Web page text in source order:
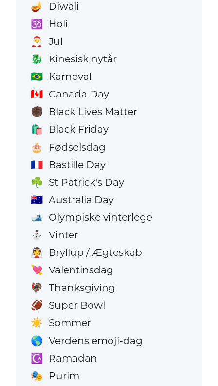
🪔 Diwali
🕉️ Holi
🎅 Jul
🐉 Kinesisk nytår
🇧🇷 Karneval
🇨🇦 Canada Day
✊🏿 Black Lives Matter
🛍️ Black Friday
🎂 Fødselsdag
🇫🇷 Bastille Day
☘️ St Patrick's Day
🇦🇺 Australia Day
🎿 Olympiske vinterlege
⛄ Vinter
👰 Bryllup / Ægteskab
💘 Valentinsdag
🦃 Thanksgiving
🏈 Super Bowl
☀️ Sommer
🌎 Verdens emoji-dag
☪️ Ramadan
🎭 Purim